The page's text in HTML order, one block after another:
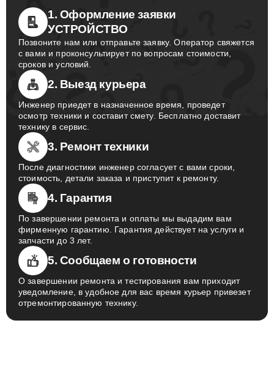
1. Оформление заявки
УСТРОЙСТВО
Позвоните нам или отправьте заявку. Оператор свяжется
с вами и проконсультирует по вопросам стоимости,
сроков и условий.
Инженер приедет в назначенное время, проведет
осмотр техники и составит смету. Бесплатно доставит
технику в сервис.
После диагностики инженер согласует с вами сроки,
стоимость, детали заказа и приступит к ремонту.
По завершении ремонта и оплаты мы выдадим вам
фирменную гарантию. Гарантия действует на услуги и
запчасти до 3 лет.
О завершении ремонта и тестирования вам приходит
уведомление, в удобное для вас время курьер привезет